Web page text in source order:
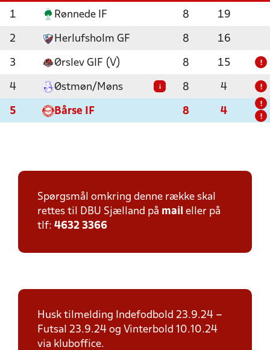
1 Rønnede IF 8 19
2 Herlufsholm GF 8 16
3 Ørslev GIF (V) 8 15 !
4 Østmøn/Møns i 8 4 !
5 Bårse IF 8 4
!
!
Spørgsmål omkring denne række skal
rettes til DBU Sjælland på mail eller på
tlf: 4632 3366
Husk tilmelding Indefodbold 23.9.24 –
Futsal 23.9.24 og Vinterbold 10.10.24
via kluboffice.